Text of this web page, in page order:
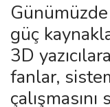
güç
3D
fanlar,
çalışmasını